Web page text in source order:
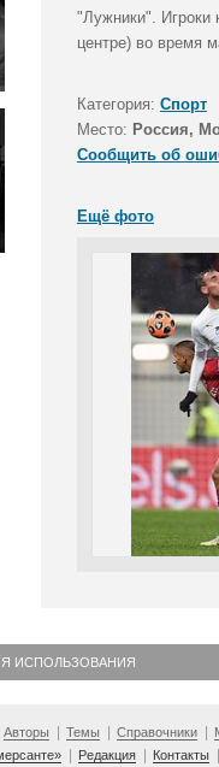
"Лужники". Игроки
центре) во время
Категория: Спорт
Место: Россия,
Сообщить об
Ещё фото
ИСПОЛЬЗОВАНИЯ
Авторы Темы Справочники
Редакция Контакты